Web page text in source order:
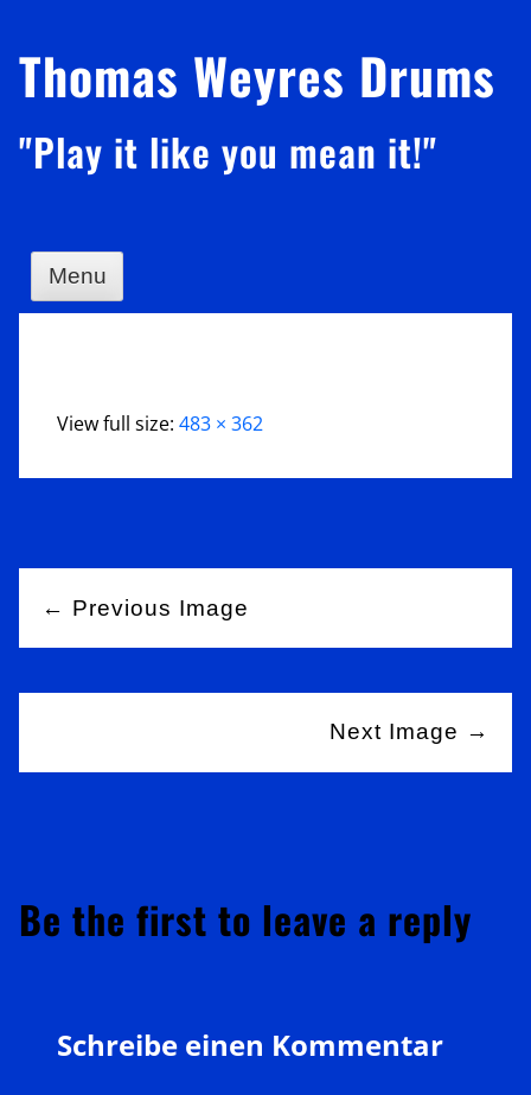
to
content
Thomas Weyres Drums
"Play it like you mean it!"
Menu
View full size: 483 × 362
← Previous Image
Next Image →
Be the first to leave a reply
Schreibe einen Kommentar